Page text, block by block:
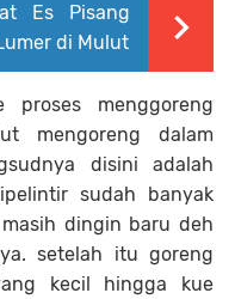
Es Pisang
di Mulut
menggoreng
mengoreng dalam
disini adalah
sudah banyak
dingin baru deh
setelah itu goreng
kecil hingga kue